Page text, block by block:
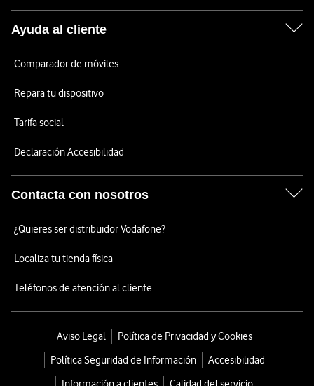
Ayuda al cliente
Comparador de móviles
Repara tu dispositivo
Tarifa social
Declaración Accesibilidad
Contacta con nosotros
¿Quieres ser distribuidor Vodafone?
Localiza tu tienda física
Teléfonos de atención al cliente
Aviso Legal
Política de Privacidad y Cookies
Política Seguridad de Información
Accesibilidad